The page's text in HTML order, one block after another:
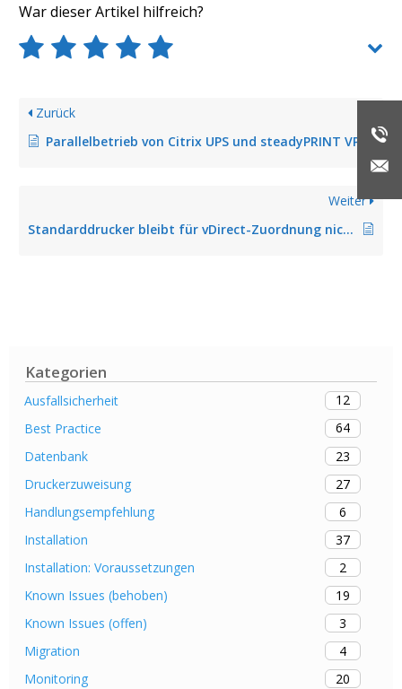
Kategorien
Ausfallsicherheit
12
Best Practice
64
Datenbank
23
Druckerzuweisung
27
Handlungsempfehlung
6
Installation
37
Installation: Voraussetzungen
2
Known Issues (behoben)
19
Known Issues (offen)
3
Migration
4
Monitoring
20
War dieser Artikel hilfreich?
Zurück
Parallelbetrieb von Citrix UPS und steadyPRINT VPD
Weiter
Standarddrucker bleibt für vDirect-Zuordnung nicht erhalten